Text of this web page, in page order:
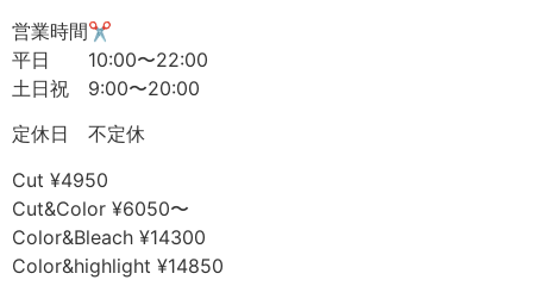
営業時間✂︎
平日 10:00〜22:00
土日祝 9:00〜20:00
定休日 不定休
Cut ¥4950
Cut&Color ¥6050〜
Color&Bleach ¥14300
Color&highlight ¥14850